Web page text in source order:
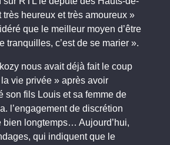
très heureux et très amoureux »
que le meilleur moyen d’être
tranquilles, c’est de se marier ».
nous avait déjà fait le coup
vie privée » après avoir
son fils Louis et sa femme de
l’engagement de discrétion
bien longtemps… Aujourd’hui,
qui indiquent que le